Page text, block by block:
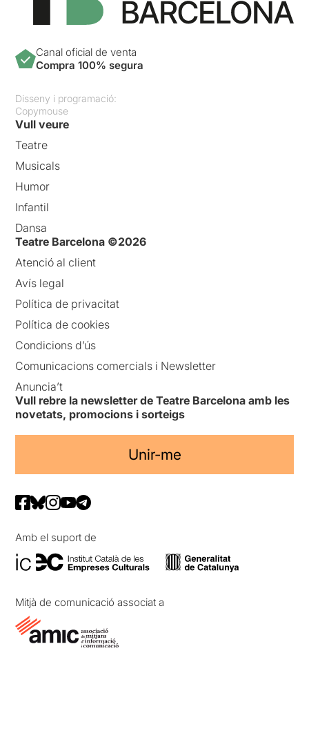
Canal oficial de venta
Compra 100% segura
Disseny i programació:
Copymouse
Vull veure
Teatre
Musicals
Humor
Infantil
Dansa
Teatre Barcelona ©2026
Atenció al client
Avís legal
Política de privacitat
Política de cookies
Condicions d’ús
Comunicacions comercials i Newsletter
Anuncia’t
Vull rebre la newsletter de Teatre Barcelona amb les
novetats, promocions i sorteigs
Unir-me
Amb el suport de
Mitjà de comunicació associat a